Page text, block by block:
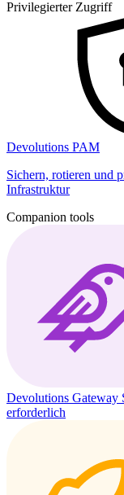
Privilegierter Zugriff
Devolutions PAM
Sichern, rotieren und
Infrastruktur
Companion tools
Devolutions Gateway
erforderlich